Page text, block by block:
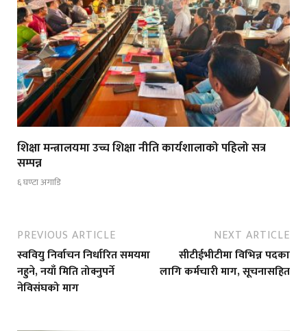
शिक्षा मन्त्रालयमा उच्च शिक्षा नीति कार्यशालाको पहिलो सत्र
सम्पन्न
६ घण्टा अगाडि
PREVIOUS ARTICLE
स्ववियु निर्वाचन निर्धारित समयमा
नहुने, नयाँ मिति तोक्नुपर्ने
नेविसंघको माग
NEXT ARTICLE
सीटीईभीटीमा विभिन्न पदका
लागि कर्मचारी माग, सूचनासहित